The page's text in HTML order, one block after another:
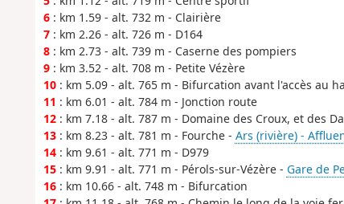
6: km 1.59 - alt. 732 m - Clairière
7: km 2.26 - alt. 726 m - D164
8: km 2.73 - alt. 739 m - Caserne des pompiers
9: km 3.52 - alt. 708 m - Petite Vézère
10: km 5.09 - alt. 765 m - Bifurcation avant l'accès au
11 : km 6.01 - alt. 784 m - Jonction route
12: km 7.18 - alt. 787 m - Domaine des Croux, et des
13: km 8.23 - alt. 781 m - Fourche - Ars (rivière) -
14: km 9.61 - alt. 771 m - D979
15: km 9.91 - alt. 771 m - Pérols-sur-Vézère - Gare de
16: km 10.66 - alt. 748 m - Bifurcation